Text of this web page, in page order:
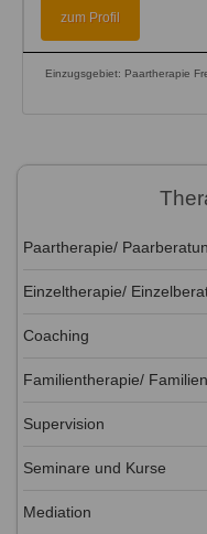
zum Profil
Einzugsgebiet: Paartherapie
Paartherapie/
Einzeltherapie/
Coaching
Familientherapie/
Supervision
Seminare und Kurse
Mediation